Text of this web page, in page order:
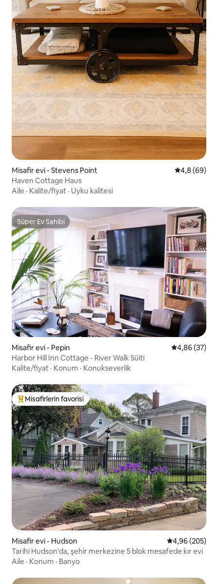
Misafir evi - Stevens Point 5 üzerinden
4,8 (69)
Haven Cottage Haus
Aile · Kalite/fiyat · Uyku kalitesi
Süper Ev Sahibi
Süper Ev Sahibi
Misafir evi - Pepin 5 üzerinden
4,86 (37)
Harbor Hill Inn Cottage - River Walk Süiti
Kalite/fiyat · Konum · Konukseverlik
Misafirlerin favorilerinden en beğenilenler arasında
Misafirlerin favorisi
Misafir evi - Hudson 5 üzerinden
4,96 (205)
Tarihi Hudson'da, şehir merkezine 5 blok mesafede kır evi
Aile · Konum · Banyo